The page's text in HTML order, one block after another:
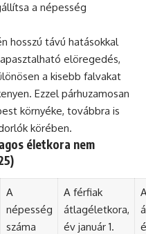
a népesség
hosszú távú hatásokkal
elöregedés,
a kisebb falvakat
Ezzel párhuzamosan
környéke, továbbra is
körében.
életkora nem
A
népesség
száma
A férfiak
átlagéletkora,
év január 1.